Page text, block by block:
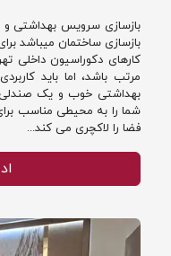
بازسازی سرویس بهداشتی
بازسازی ساختمان میباشد
کارهای دکوراسیون داخلی
مرتب باشد، اما باید
بهداشتی خوب و یک صندلی
شما را به محیطی مناسب
فضا را لاکچری می کند...